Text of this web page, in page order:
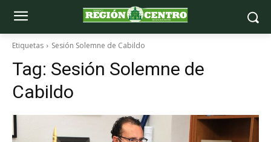
Etiquetas Sesión Solemne de Cabildo
Tag: Sesión Solemne de
Cabildo